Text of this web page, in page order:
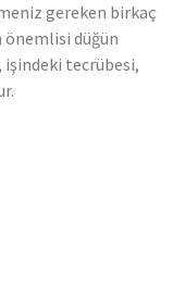
gereken birkaç
düğün
işindeki tecrübesi,